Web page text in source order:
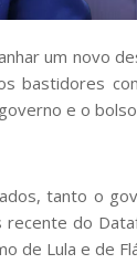
um novo
bastidores
e o
tanto o
do
de Lula e de